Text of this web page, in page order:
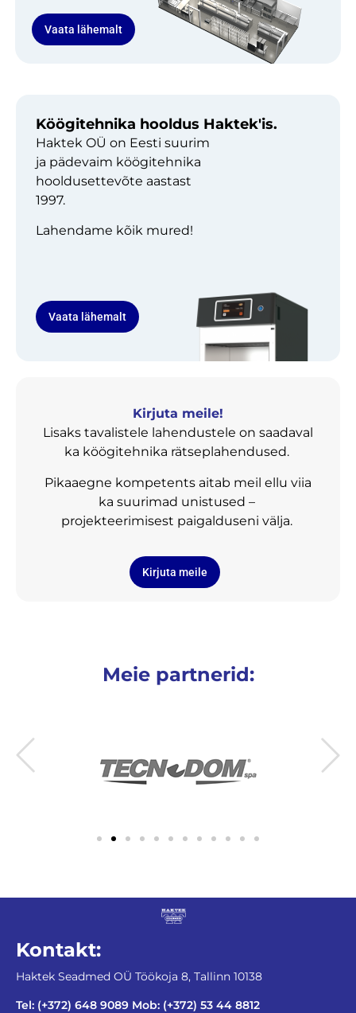
Vaata lähemalt
Köögitehnika hooldus Haktek'is.
Haktek OÜ on Eesti suurim
ja pädevaim köögitehnika
hooldusettevõte aastast
1997.
Lahendame kõik mured!
Vaata lähemalt
Kirjuta meile!
Lisaks tavalistele lahendustele on saadaval
ka köögitehnika rätseplahendused.
Pikaaegne kompetents aitab meil ellu viia
ka suurimad unistused –
projekteerimisest paigalduseni välja.
Kirjuta meile
Meie partnerid:
Kontakt:
Haktek Seadmed OÜ Töökoja 8, Tallinn 10138
Tel: (+372) 648 9089 Mob: (+372) 53 44 8812